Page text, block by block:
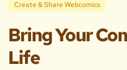
Create & Share Webcomics
Bring Your
Life